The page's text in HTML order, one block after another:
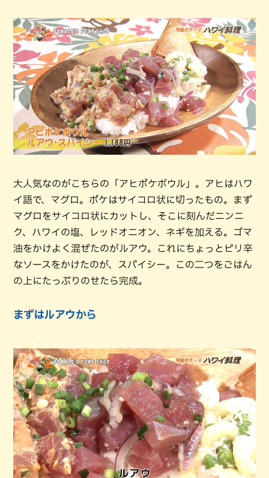
大人気なのがこちらの「アヒポケボウル」。アヒはハワ
イ語で、マグロ。ポケはサイコロ状に切ったもの。まず
マグロをサイコロ状にカットし、そこに刻んだニンニ
ク、ハワイの塩、レッドオニオン、ネギを加える。ゴマ
油をかけよく混ぜたのがルアウ。これにちょっとピリ辛
なソースをかけたのが、スパイシー。この二つをごはん
の上にたっぷりのせたら完成。
まずはルアウから